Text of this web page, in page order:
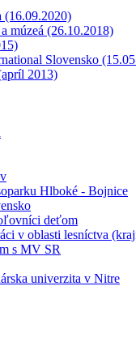
(16.09.2020)
múzeá (26.10.2018)
Slovensko
2013)
Hlboké - Bojnice
deťom
v oblasti lesníctva
s MV SR
univerzita v Nitre